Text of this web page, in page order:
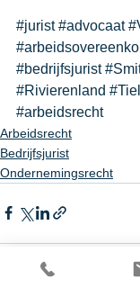
#jurist #advocaat
#bedrijfsjurist
#Rivierenland #Tiel
#arbeidsrecht
Arbeidsrecht
Bedrijfsjurist
Ondernemingsrecht